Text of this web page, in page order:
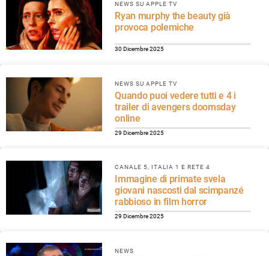
NEWS SU APPLE TV
Ryan murphy the beauty già
provoca polemiche
30 Dicembre 2025
NEWS SU APPLE TV
Quando puoi vedere tutti e 4 i
trailer di avengers doomsday
online
29 Dicembre 2025
CANALE 5, ITALIA 1 E RETE 4
Immagine di primate svela
giovani nascosti dal scimpanzé
rabbioso in film horror
29 Dicembre 2025
NEWS